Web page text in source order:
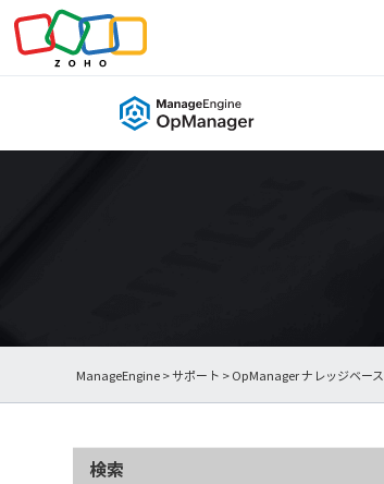
ManageEngine>サポート >OpManager ナレッジベース
検索